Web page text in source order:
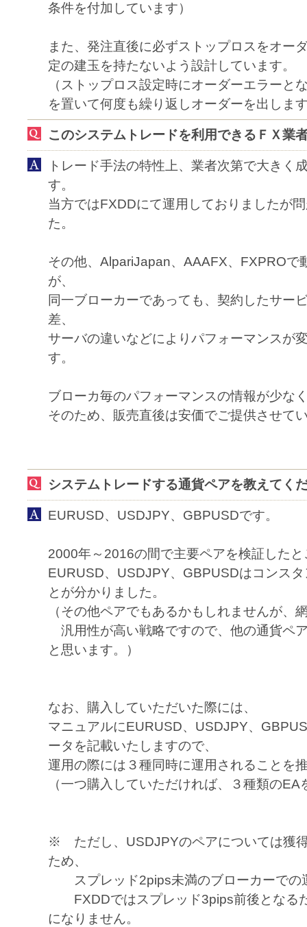
条件を付加しています）
また、発注直後に必ずストップロスをオー
定の建玉を持たないよう設計しています。
（ストップロス設定時にオーダーエラーと
を置いて何度も繰り返しオーダーを出しま
このシステムトレードを利用できるＦＸ業
トレード手法の特性上、業者次第で大きく
す。
当方ではFXDDにて運用しておりましたが
た。
その他、AlpariJapan、AAAFX、FXPROで
が、
同一ブローカーであっても、契約したサー
差、
サーバの違いなどによりパフォーマンスが
す。
ブローカ毎のパフォーマンスの情報が少な
そのため、販売直後は安価でご提供させて
システムトレードする通貨ペアを教えてく
EURUSD、USDJPY、GBPUSDです。
2000年～2016の間で主要ペアを検証したと
EURUSD、USDJPY、GBPUSDはコンス
とが分かりました。
（その他ペアでもあるかもしれませんが、
汎用性が高い戦略ですので、他の通貨ペ
と思います。）
なお、購入していただいた際には、
マニュアルにEURUSD、USDJPY、
ータを記載いたしますので、
運用の際には３種同時に運用されることを
（一つ購入していただければ、３種類の
※ ただし、USDJPYのペアについては獲
ため、
スプレッド2pips未満のブローカーでの
FXDDではスプレッド3pips前後となる
になりません。